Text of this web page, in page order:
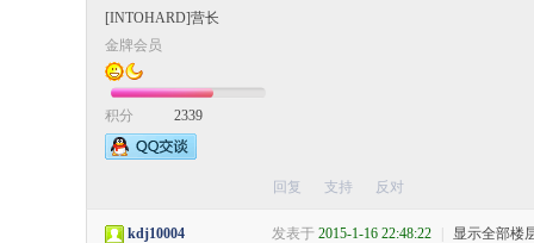
[INTOHARD]营长
金牌会员
积分 2339
回复 支持 反对
kdj10004 发表于 2015-1-16 22:48:22 显示全部楼